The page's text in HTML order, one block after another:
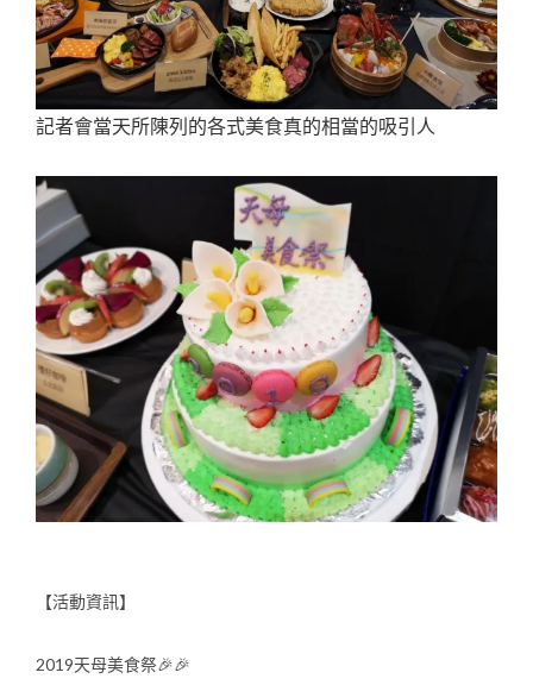
記者會當天所陳列的各式美食真的相當的吸引人
【活動資訊】
2019天母美食祭🎉🎉